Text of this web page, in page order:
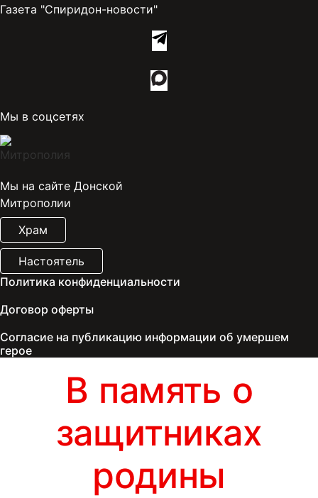
Газета "Спиридон-новости"
Мы в соцсетях
Мы на сайте Донской
Митрополии
Храм
Настоятель
Политика конфиденциальности
Договор оферты
Согласие на публикацию информации об умершем
герое
В память о
защитниках
родины